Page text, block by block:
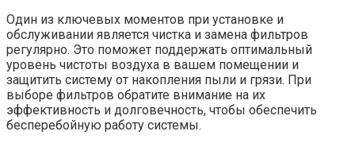
Один из ключевых моментов при установке и
обслуживании является чистка и замена фильтров
регулярно. Это поможет поддержать оптимальный
уровень чистоты воздуха в вашем помещении и
защитить систему от накопления пыли и грязи. При
выборе фильтров обратите внимание на их
эффективность и долговечность, чтобы обеспечить
бесперебойную работу системы.